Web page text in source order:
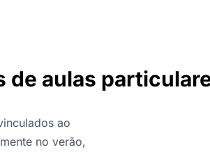
de aulas
ao
no verão,